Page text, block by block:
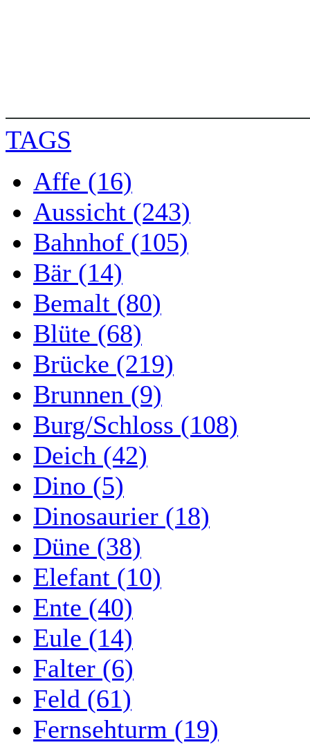
TAGS
Affe (16)
Aussicht (243)
Bahnhof (105)
Bär (14)
Bemalt (80)
Blüte (68)
Brücke (219)
Brunnen (9)
Burg/Schloss (108)
Deich (42)
Dino (5)
Dinosaurier (18)
Düne (38)
Elefant (10)
Ente (40)
Eule (14)
Falter (6)
Feld (61)
Fernsehturm (19)